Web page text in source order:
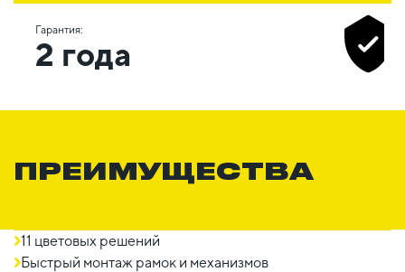
Гарантия:
2 года
ПРЕИМУЩЕСТВА
11 цветовых решений
Быстрый монтаж рамок и механизмов